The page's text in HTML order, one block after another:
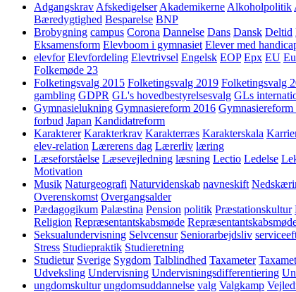
Adgangskrav Afskedigelser Akademikerne Alkoholpolitik
Bæredygtighed Besparelse BNP
Brobygning campus Corona Dannelse Dans Dansk Deltid
Eksamensform Elevboom i gymnasiet Elever med
elevfor Elevfordeling Elevtrivsel Engelsk EOP Epx EU
Folkemøde 23
Folketingsvalg 2015 Folketingsvalg 2019 Folketingsvalg
gambling GDPR GL's hovedbestyrelsesvalg GLs
Gymnasielukning Gymnasiereform 2016 Gymnasiereform
forbud Japan Kandidatreform
Karakterer Karakterkrav Karakterræs Karakterskala
elev-relation Lærerens dag Lærerliv læring
Læseforståelse Læsevejledning læsning Lectio Ledelse
Motivation
Musik Naturgeografi Naturvidenskab navneskift
Overenskomst Overgangsalder
Pædagogikum Palæstina Pension politik Præstationskultur
Religion Repræsentantskabsmøde
Seksualundervisning Selvcensur Seniorarbejdsliv
Stress Studiepraktik Studieretning
Studietur Sverige Sygdom Talblindhed Taxameter
Udveksling Undervisning Undervisningsdifferentiering
ungdomskultur ungdomsuddannelse valg Valgkamp